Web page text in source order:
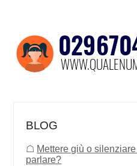
BLOG
☖ Mettere giù o
parlare?